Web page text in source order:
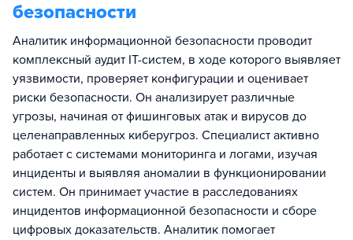
безопасности
Аналитик информационной безопасности проводит
комплексный аудит IT-систем, в ходе которого выявляет
уязвимости, проверяет конфигурации и оценивает
риски безопасности. Он анализирует различные
угрозы, начиная от фишинговых атак и вирусов до
целенаправленных киберугроз. Специалист активно
работает с системами мониторинга и логами, изучая
инциденты и выявляя аномалии в функционировании
систем. Он принимает участие в расследованиях
инцидентов информационной безопасности и сборе
цифровых доказательств. Аналитик помогает